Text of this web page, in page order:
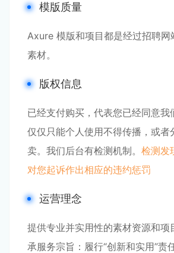
模版质量
Axure 模版和项目都是经过招聘网
素材。
版权信息
已经支付购买，代表您已经同意我
仅仅只能个人使用不得传播，或者
卖。我们后台有检测机制。 检测发
对您起诉作出相应的违约惩罚
运营理念
提供专业并实用性的素材资源和项
承服务宗旨：履行“创新和实用”责